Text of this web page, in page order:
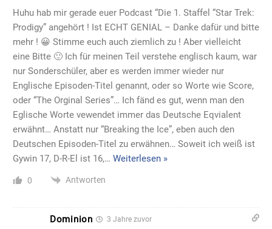
Huhu hab mir gerade euer Podcast “Die 1. Staffel “Star Trek:
Prodigy” angehört ! Ist ECHT GENIAL – Danke dafür und bitte
mehr ! 😀 Stimme euch auch ziemlich zu ! Aber vielleicht
eine Bitte 🙂 Ich für meinen Teil verstehe englisch kaum, war
nur Sonderschüler, aber es werden immer wieder nur
Englische Episoden-Titel genannt, oder so Worte wie Score,
oder “The Orginal Series”… Ich fänd es gut, wenn man den
Eglische Worte vewendet immer das Deutsche Eqvialent
erwähnt… Anstatt nur “Breaking the Ice”, eben auch den
Deutschen Episoden-Titel zu erwähnen… Soweit ich weiß ist
Gywin 17, D-R-El ist 16,… Weiterlesen »
0 Antworten
Dominion 3 Jahre zuvor